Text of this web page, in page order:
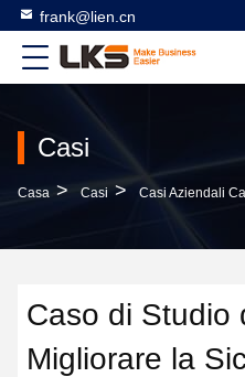
frank@lien.cn
Casi
Casa > Casi > Casi Aziendali Caso Di Studio Del Cliente: Migliorare La Sicurezza E
Caso di Studio
Migliorare la